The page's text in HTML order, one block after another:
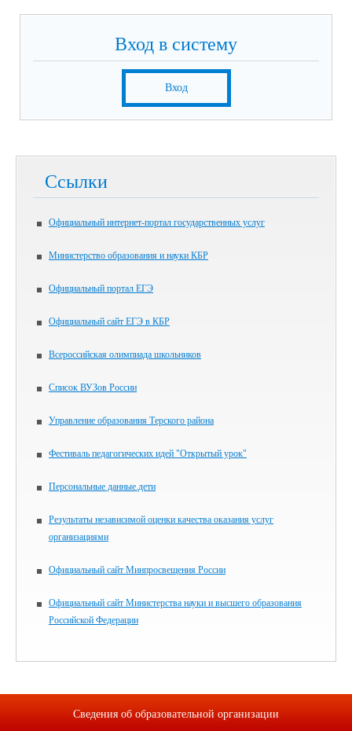
Вход в систему
Вход
Ссылки
Официальный интернет-портал государственных услуг
Министерство образования и науки КБР
Официальный портал ЕГЭ
Официальный сайт ЕГЭ в КБР
Всероссийская олимпиада школьников
Список ВУЗов России
Управление образования Терского района
Фестиваль педагогических идей "Открытый урок"
Персональные данные.дети
Результаты независимой оценки качества оказания услуг
организациями
Официальный сайт Минпросвещения России
Официальный сайт Министерства науки и высшего образования
Российской Федерации
Сведения об образовательной организации